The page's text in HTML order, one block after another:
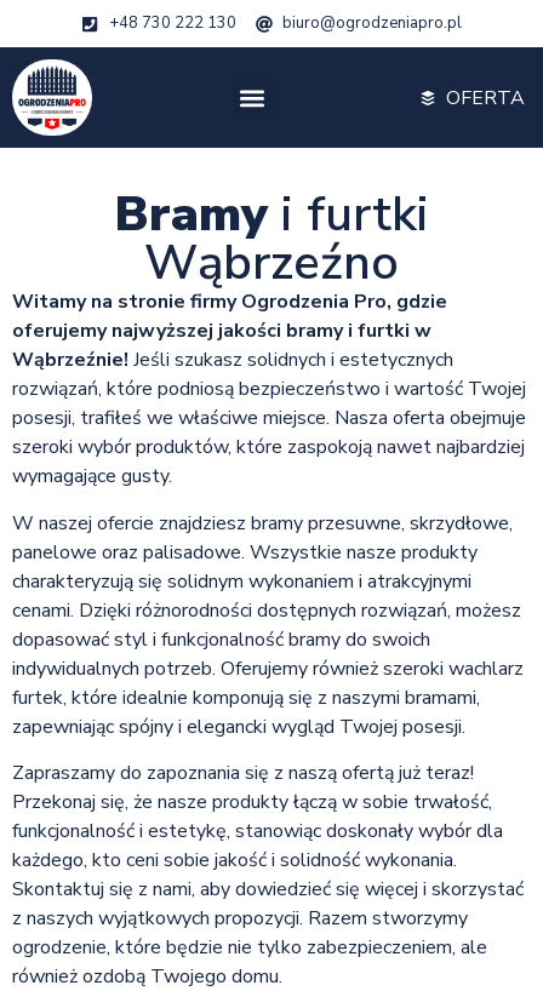
+48 730 222 130 biuro@ogrodzeniapro.pl
OFERTA
Bramy i furtki
Wąbrzeźno
Witamy na stronie firmy Ogrodzenia Pro, gdzie
oferujemy najwyższej jakości bramy i furtki w
Wąbrzeźnie! Jeśli szukasz solidnych i estetycznych
rozwiązań, które podniosą bezpieczeństwo i wartość Twojej
posesji, trafiłeś we właściwe miejsce. Nasza oferta obejmuje
szeroki wybór produktów, które zaspokoją nawet najbardziej
wymagające gusty.
W naszej ofercie znajdziesz bramy przesuwne, skrzydłowe,
panelowe oraz palisadowe. Wszystkie nasze produkty
charakteryzują się solidnym wykonaniem i atrakcyjnymi
cenami. Dzięki różnorodności dostępnych rozwiązań, możesz
dopasować styl i funkcjonalność bramy do swoich
indywidualnych potrzeb. Oferujemy również szeroki wachlarz
furtek, które idealnie komponują się z naszymi bramami,
zapewniając spójny i elegancki wygląd Twojej posesji.
Zapraszamy do zapoznania się z naszą ofertą już teraz!
Przekonaj się, że nasze produkty łączą w sobie trwałość,
funkcjonalność i estetykę, stanowiąc doskonały wybór dla
każdego, kto ceni sobie jakość i solidność wykonania.
Skontaktuj się z nami, aby dowiedzieć się więcej i skorzystać
z naszych wyjątkowych propozycji. Razem stworzymy
ogrodzenie, które będzie nie tylko zabezpieczeniem, ale
również ozdobą Twojego domu.